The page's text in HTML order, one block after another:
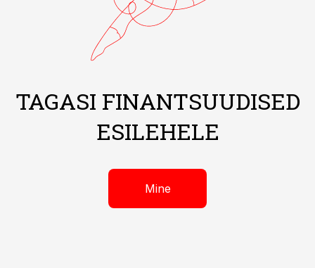
TAGASI FINANTSUUDISED
ESILEHELE
Mine